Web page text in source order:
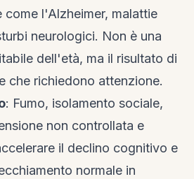
come l'Alzheimer, malattie
neurologici. Non è una
dell'età, ma il risultato di
che richiedono attenzione.
: Fumo, isolamento sociale,
non controllata e
il declino cognitivo e
normale in